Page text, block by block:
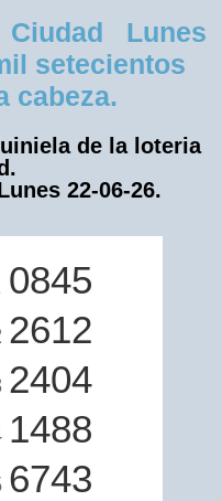
Lunes
setecientos
cabeza.
de la loteria
22-06-26.
0845
2612
2404
1488
6743